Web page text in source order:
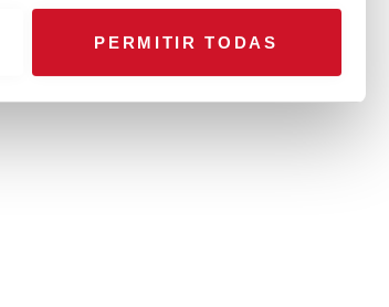
PERMITIR TODAS